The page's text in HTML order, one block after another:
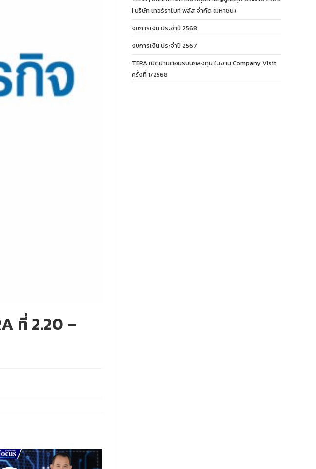
ที่ 2.20 –
| บริษัท เทอร์ราไบท์ พลัส จำกัด (มหาชน)
งบการเงิน ประจำปี 2568
งบการเงิน ประจำปี 2567
TERA เปิดบ้านต้อนรับนักลงทุน ในงาน Company Visit
ครั้งที่ 1/2568